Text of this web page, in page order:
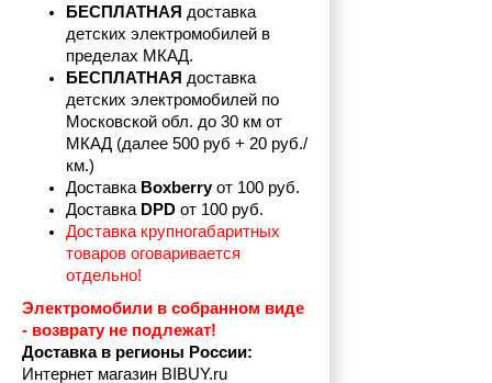
БЕСПЛАТНАЯ доставка
детских электромобилей в
пределах МКАД.
БЕСПЛАТНАЯ доставка
детских электромобилей по
Московской обл. до 30 км от
МКАД (далее 500 руб + 20 руб./
км.)
Доставка Boxberry от 100 руб.
Доставка DPD от 100 руб.
Доставка крупногабаритных
товаров оговаривается
отдельно!
Электромобили в собранном виде
- возврату не подлежат!
Доставка в регионы России:
Интернет магазин BIBUY.ru